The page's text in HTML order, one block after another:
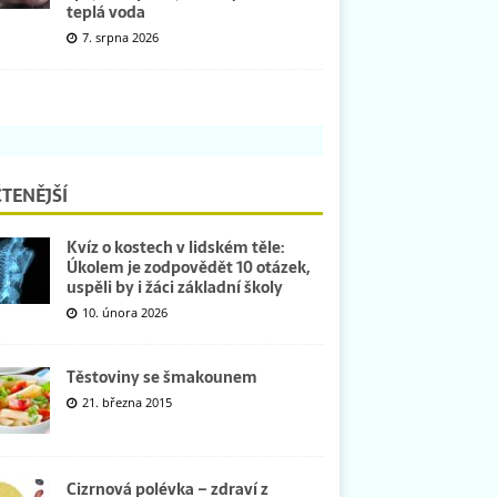
teplá voda
7. srpna 2026
Kvíz o kostech v lidském těle:
Úkolem je zodpovědět 10 otázek,
uspěli by i žáci základní školy
10. února 2026
Těstoviny se šmakounem
21. března 2015
Cizrnová polévka – zdraví z